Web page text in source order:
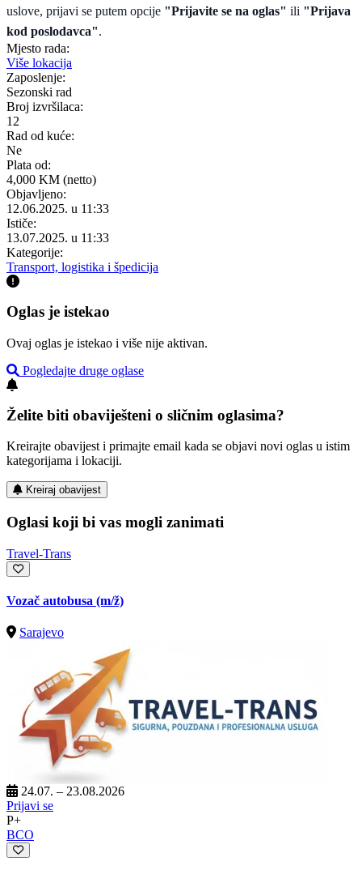
uslove, prijavi se putem opcije "Prijavite se na oglas" ili "Prijava
kod poslodavca".
Mjesto rada:
Više lokacija
Zaposlenje:
Sezonski rad
Broj izvršilaca:
12
Rad od kuće:
Ne
Plata od:
4,000 KM (netto)
Objavljeno:
12.06.2025. u 11:33
Ističe:
13.07.2025. u 11:33
Kategorije:
Transport, logistika i špedicija
Oglas je istekao
Ovaj oglas je istekao i više nije aktivan.
Pogledajte druge oglase
Želite biti obaviješteni o sličnim oglasima?
Kreirajte obavijest i primajte email kada se objavi novi oglas u istim
kategorijama i lokaciji.
Kreiraj obavijest
Oglasi koji bi vas mogli zanimati
Travel-Trans
Vozač autobusa (m/ž)
Sarajevo
24.07. – 23.08.2026
Prijavi se
P+
BCO